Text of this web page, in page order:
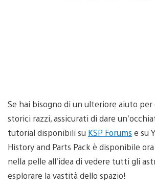
Se hai bisogno di un ulteriore aiuto
storici razzi, assicurati di dare
tutorial disponibili su KSP Forums e su
History and Parts Pack è disponibile
nella pelle all’idea di vedere tutti gli
esplorare la vastità dello spazio!